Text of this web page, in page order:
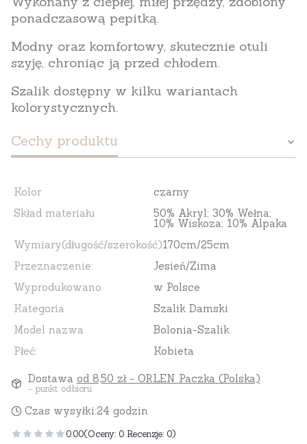
ponadczasową pepitką.
Modny oraz komfortowy, skutecznie otuli
szyję, chroniąc ją przed chłodem.
Szalik dostępny w kilku wariantach
kolorystycznych.
Cechy produktu
Kolor
czarny
Skład materiału
50% Akryl; 30% Wełna;
10% Wiskoza; 10% Alpaka
Wymiary(długość/szerokość)170cm/25cm
Przeznaczenie:
Jesień/Zima
Wyprodukowano
w Polsce
Kategoria
Szalik Damski
Model nazwa
Bolonia-Szalik
Płeć:
Kobieta
Dostawa od 8,50 zł - ORLEN Paczka (Polska)
- punkt odbioru
Czas wysyłki:24 godzin
0.00(Oceny: 0 Recenzje: 0)